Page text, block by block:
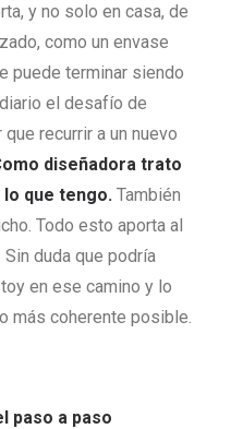
y no solo en casa, de
como un envase
puede terminar siendo
el desafío de
recurrir a un nuevo
diseñadora trato
lo que tengo. También
Todo esto aporta al
duda que podría
en ese camino y lo
más coherente posible.
paso a paso